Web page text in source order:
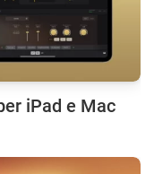
iPad e Mac